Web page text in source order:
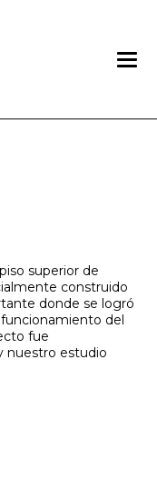
superior de
construido
donde se logró
del
fue
nuestro estudio